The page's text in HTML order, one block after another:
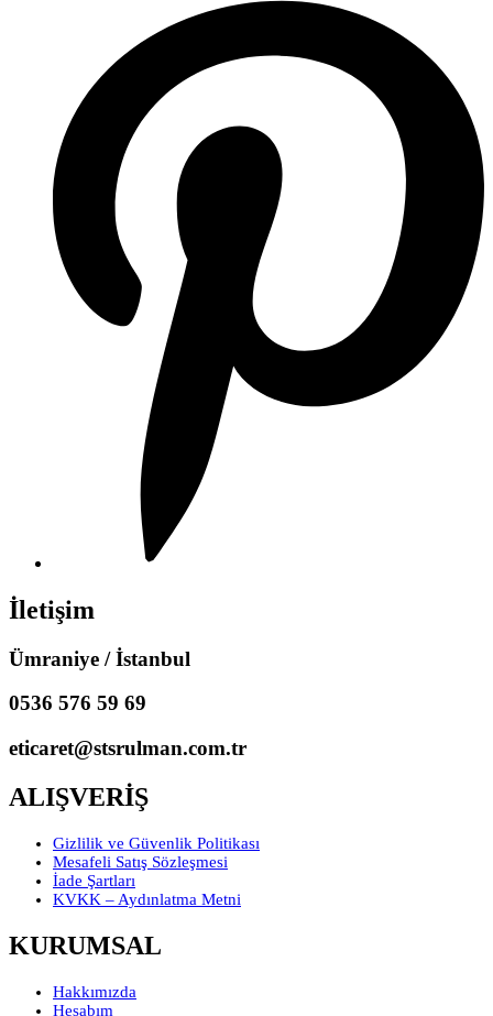
İletişim
Ümraniye / İstanbul
0536 576 59 69
eticaret@stsrulman.com.tr
ALIŞVERİŞ
Gizlilik ve Güvenlik Politikası
Mesafeli Satış Sözleşmesi
İade Şartları
KVKK – Aydınlatma Metni
KURUMSAL
Hakkımızda
Hesabım